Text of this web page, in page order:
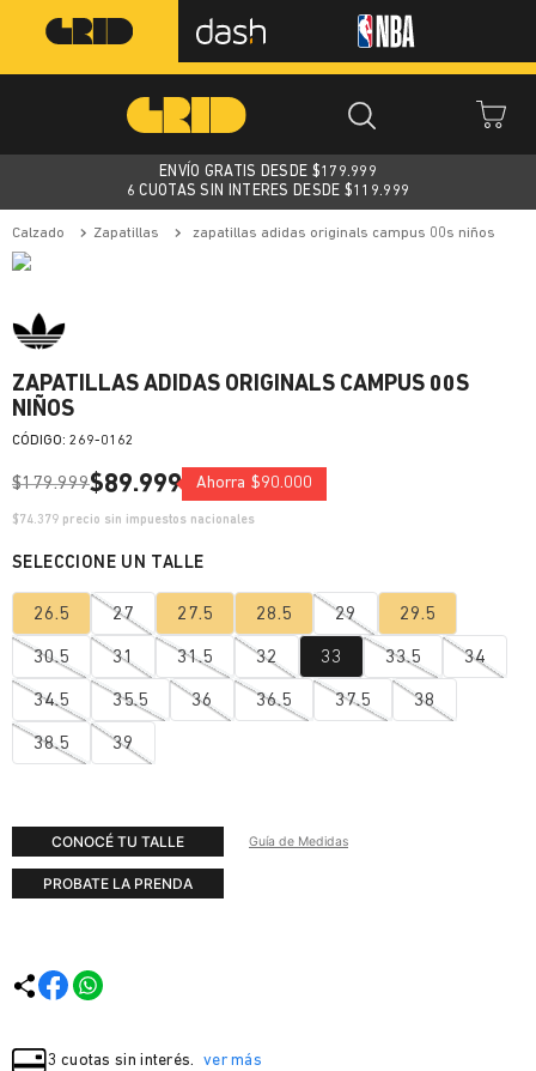
ENVÍO GRATIS DESDE $179.999
6 CUOTAS SIN INTERES DESDE $119.999
calzado zapatillas zapatillas adidas originals campus 00s niños
ZAPATILLAS ADIDAS ORIGINALS CAMPUS 00S
NIÑOS
: 269-0162
$179.999$89.999 Ahorra $90.000
$74.379 precio sin impuestos nacionales
26.5 27 27.5 28.5 29 29.5
30.5 31 31.5 32 33 33.5 34
34.5 35.5 36 36.5 37.5 38
38.5 39
CONOCÉ TU TALLE Guía de Medidas
PROBATE LA PRENDA
3 cuotas sin interés. ver más